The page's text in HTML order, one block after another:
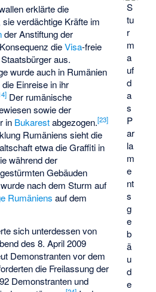
S
tu
r
m
a
uf
d
a
s
P
ar
la
m
e
nt
s
g
e
b
ä
u
d
e
erklärte die
verdächtige Kräfte im
der Anstiftung der
dieVisa-freie
aus.
wurde auch in Rumänien
Einreise in ihr
Der rumänische
sowie der
in Bukarestabgezogen.[23]
Rumäniens sieht die
etwa die Graffiti in
während der
Gebäuden
nach dem Sturm auf
Rumäniens auf dem
sich unterdessen von
des 8. April 2009
Demonstranten vor dem
die Freilassung der
Demonstranten und